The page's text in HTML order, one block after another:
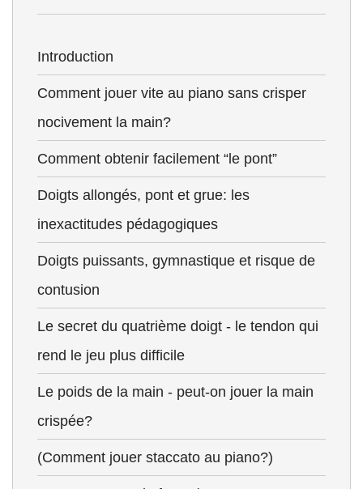
Introduction
Comment jouer vite au piano sans crisper
nocivement la main?
Comment obtenir facilement “le pont”
Doigts allongés, pont et grue: les
inexactitudes pédagogiques
Doigts puissants, gymnastique et risque de
contusion
Le secret du quatrième doigt - le tendon qui
rend le jeu plus difficile
Le poids de la main - peut-on jouer la main
crispée?
(Comment jouer staccato au piano?)